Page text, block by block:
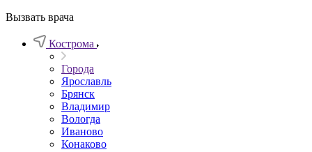
Вызвать врача
Кострома
Города
Ярославль
Брянск
Владимир
Вологда
Иваново
Конаково